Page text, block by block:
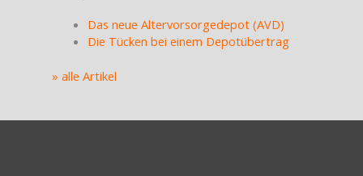
Das neue Altervorsorgedepot (AVD)
Die Tücken bei einem Depotübertrag
» alle Artikel